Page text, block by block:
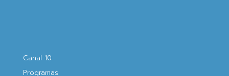
Canal 10
Programas